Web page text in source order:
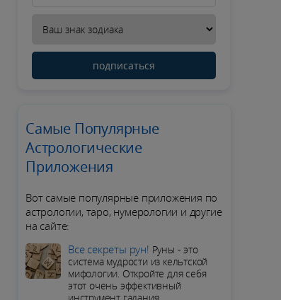
подписаться
Самые Популярные
Астрологические
Приложения
Вот самые популярные приложения по
астрологии, таро, нумерологии и другие
на сайте:
Все секреты рун! Руны - это
система мудрости из кельтской
мифологии. Откройте для себя
этот очень эффективный